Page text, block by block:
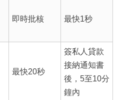
即時批核 最快1秒
最快20秒
簽私人貸款
接納通知書
後，5至10分
鐘內